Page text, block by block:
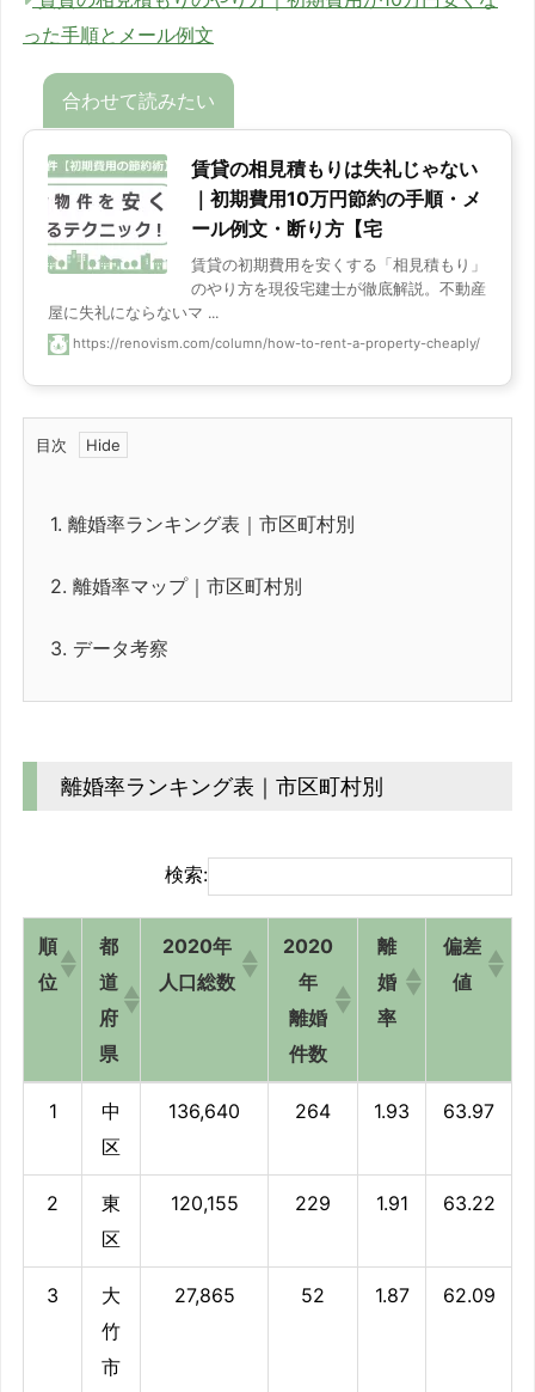
った手順とメール例文
賃貸の相見積もりは失礼じゃない
｜初期費用10万円節約の手順・メ
ール例文・断り方【宅
賃貸の初期費用を安くする「相見積もり」
のやり方を現役宅建士が徹底解説。不動産
屋に失礼にならないマ ...
https://renovism.com/column/how-to-rent-a-property-cheaply/
目次
1. 離婚率ランキング表｜市区町村別
2. 離婚率マップ｜市区町村別
3. データ考察
離婚率ランキング表｜市区町村別
検索:
順
位
都
道
府
県
2020年
人口総数
2020
年
離婚
件数
離
婚
率
偏差
値
順
都
道
府
県
2020年
2020
離婚
件数
離
率
偏差
1
中
区
136,640 264 1.93 63.97
2
東
区
120,155 229 1.91 63.22
3
大
竹
市
27,865 52 1.87 62.09